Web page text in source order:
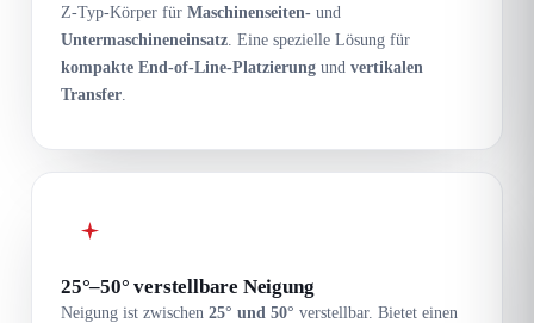
Z-Typ-Körper für Maschinenseiten- und
Untermaschineneinsatz. Eine spezielle Lösung für
kompakte End-of-Line-Platzierung und vertikalen
Transfer.
25°–50° verstellbare Neigung
Neigung ist zwischen 25° und 50° verstellbar. Bietet einen